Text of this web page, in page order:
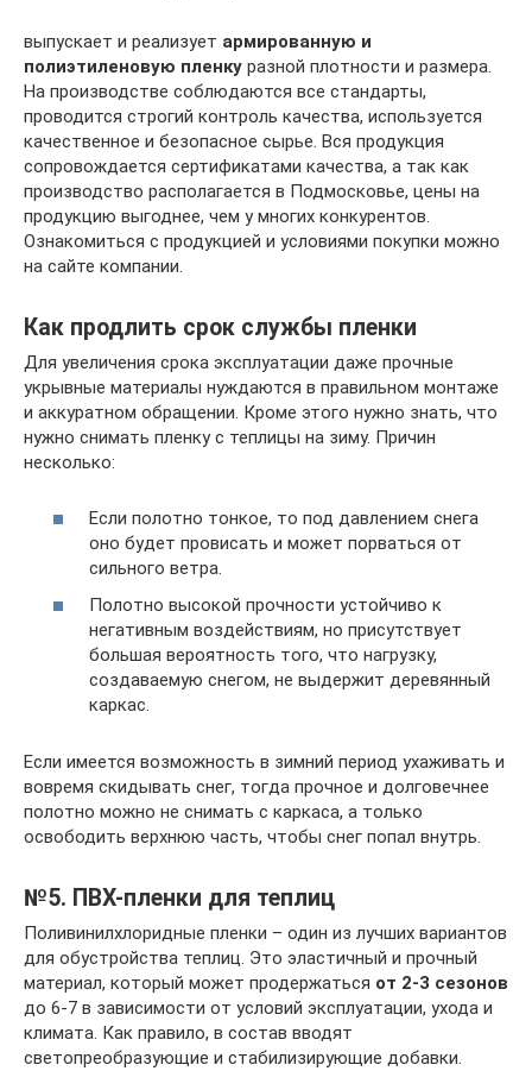
выпускает и реализует армированную и
полиэтиленовую пленку разной плотности и размера.
На производстве соблюдаются все стандарты,
проводится строгий контроль качества, используется
качественное и безопасное сырье. Вся продукция
сопровождается сертификатами качества, а так как
производство располагается в Подмосковье, цены на
продукцию выгоднее, чем у многих конкурентов.
Ознакомиться с продукцией и условиями покупки можно
на сайте компании.
Как продлить срок службы пленки
Для увеличения срока эксплуатации даже прочные
укрывные материалы нуждаются в правильном монтаже
и аккуратном обращении. Кроме этого нужно знать, что
нужно снимать пленку с теплицы на зиму. Причин
несколько:
Если полотно тонкое, то под давлением снега
оно будет провисать и может порваться от
сильного ветра.
Полотно высокой прочности устойчиво к
негативным воздействиям, но присутствует
большая вероятность того, что нагрузку,
создаваемую снегом, не выдержит деревянный
каркас.
Если имеется возможность в зимний период ухаживать и
вовремя скидывать снег, тогда прочное и долговечнее
полотно можно не снимать с каркаса, а только
освободить верхнюю часть, чтобы снег попал внутрь.
№5. ПВХ-пленки для теплиц
Поливинилхлоридные пленки – один из лучших вариантов
для обустройства теплиц. Это эластичный и прочный
материал, который может продержаться от 2-3 сезонов
до 6-7 в зависимости от условий эксплуатации, ухода и
климата. Как правило, в состав вводят
светопреобразующие и стабилизирующие добавки.